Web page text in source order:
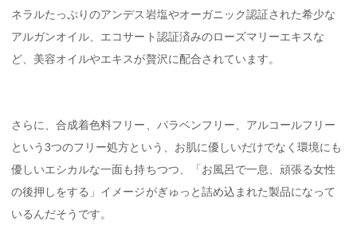
ネラルたっぷりのアンデス岩塩やオーガニック認証された希少な
アルガンオイル、エコサート認証済みのローズマリーエキスな
ど、美容オイルやエキスが贅沢に配合されています。
さらに、合成着色料フリー、パラベンフリー、アルコールフリー
という3つのフリー処方という、お肌に優しいだけでなく環境にも
優しいエシカルな一面も持ちつつ、「お風呂で一息、頑張る女性
の後押しをする」イメージがぎゅっと詰め込まれた製品になって
いるんだそうです。